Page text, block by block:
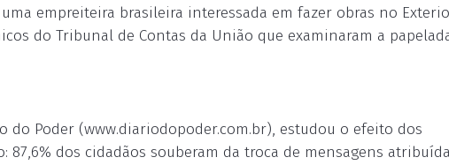
empreiteira brasileira interessada em fazer obras no
do Tribunal de Contas da União que examinaram a
do Poder (www.diariodopoder.com.br), estudou o efeito dos
87,6% dos cidadãos souberam da troca de mensagens